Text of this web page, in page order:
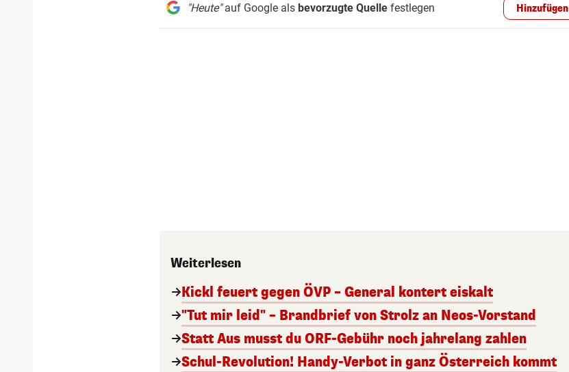
"Heute"auf Google als bevorzugte Quellefestlegen Hinzufügen
Weiterlesen
Kickl feuert gegen ÖVP – General kontert eiskalt
"Tut mir leid" – Brandbrief von Strolz an Neos-Vorstand
Statt Aus musst du ORF-Gebühr noch jahrelang zahlen
Schul-Revolution! Handy-Verbot in ganz Österreich kommt